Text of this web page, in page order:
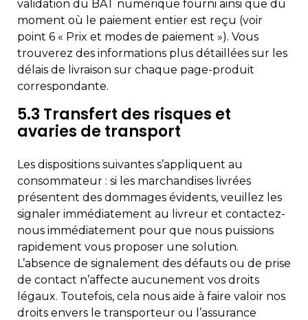
validation du BAT numérique fourni ainsi que du
moment où le paiement entier est reçu (voir
point 6 « Prix et modes de paiement »). Vous
trouverez des informations plus détaillées sur les
délais de livraison sur chaque page-produit
correspondante.
5.3 Transfert des risques et
avaries de transport
Les dispositions suivantes s’appliquent au
consommateur : si les marchandises livrées
présentent des dommages évidents, veuillez les
signaler immédiatement au livreur et contactez-
nous immédiatement pour que nous puissions
rapidement vous proposer une solution.
L’absence de signalement des défauts ou de prise
de contact n’affecte aucunement vos droits
légaux. Toutefois, cela nous aide à faire valoir nos
droits envers le transporteur ou l’assurance